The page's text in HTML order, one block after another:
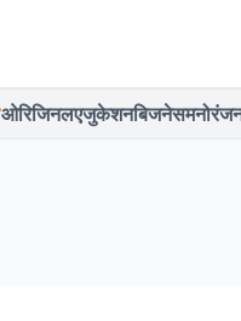
ओरिजिनलएजुकेशनबिजनेस